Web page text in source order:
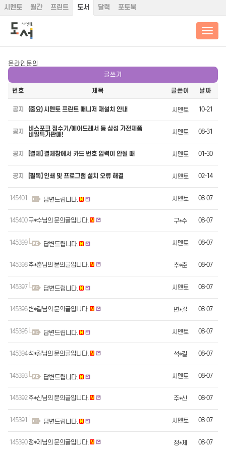
시멘토 월간 프린트 도서 달력 포토북
온라인문의
글쓰기
번호 제목 글쓴이 날짜
공지 (중요) 시멘토 프린트 매니저 재설치 안내 시멘토 10-21
공지
비스포크 정수기/에어드레서 등 삼성 가전제품
비밀특가판매!
시멘토 08-31
공지 [결제] 결제창에서 카드 번호 입력이 안될 때 시멘토 01-30
공지 [필독] 인쇄 및 프로그램 설치 오류 해결 시멘토 02-14
145401 답변드립니다. 시멘토 08-07
145400 구*수님의 문의글입니다. 구*수 08-07
145399 답변드립니다. 시멘토 08-07
145398 추*춘님의 문의글입니다. 추*춘 08-07
145397 답변드립니다. 시멘토 08-07
145396 변*길님의 문의글입니다. 변*길 08-07
145395 답변드립니다. 시멘토 08-07
145394석*길님의 문의글입니다. 석*길 08-07
145393 답변드립니다. 시멘토 08-07
145392 주*신님의 문의글입니다. 주*신 08-07
145391 답변드립니다. 시멘토 08-07
145390 정*제님의 문의글입니다. 정*제 08-07